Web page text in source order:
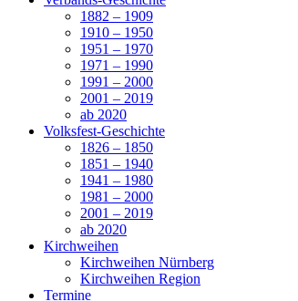
1882 – 1909
1910 – 1950
1951 – 1970
1971 – 1990
1991 – 2000
2001 – 2019
ab 2020
Volksfest-Geschichte
1826 – 1850
1851 – 1940
1941 – 1980
1981 – 2000
2001 – 2019
ab 2020
Kirchweihen
Kirchweihen Nürnberg
Kirchweihen Region
Termine